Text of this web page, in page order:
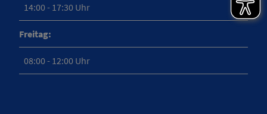
14:00 - 17:30 Uhr
Freitag:
08:00 - 12:00 Uhr